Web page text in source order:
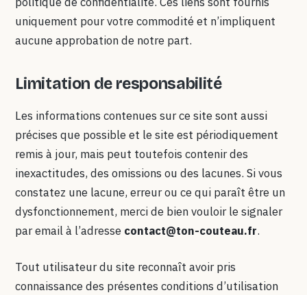
uniquement pour votre commodité et n’impliquent
aucune approbation de notre part.
Limitation de responsabilité
Les informations contenues sur ce site sont aussi
précises que possible et le site est périodiquement
remis à jour, mais peut toutefois contenir des
inexactitudes, des omissions ou des lacunes. Si vous
constatez une lacune, erreur ou ce qui paraît être un
dysfonctionnement, merci de bien vouloir le signaler
par email à l’adresse contact@ton-couteau.fr.
Tout utilisateur du site reconnaît avoir pris
connaissance des présentes conditions d’utilisation